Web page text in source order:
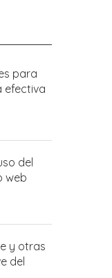
para
efectiva
del
web
y otras
del